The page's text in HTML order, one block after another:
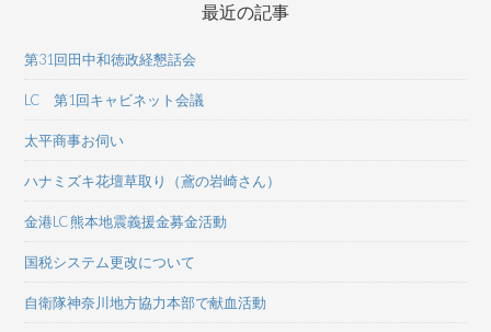
最近の記事
第31回田中和徳政経懇話会
LC 第1回キャビネット会議
太平商事お伺い
ハナミズキ花壇草取り（鳶の岩崎さん）
金港LC 熊本地震義援金募金活動
国税システム更改について
自衛隊神奈川地方協力本部で献血活動